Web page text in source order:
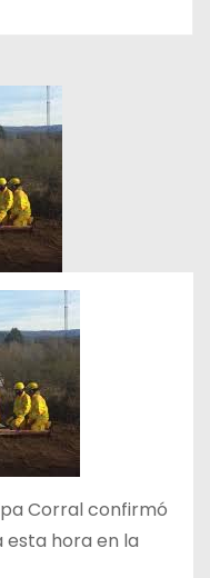
Corral confirmó
esta hora en la